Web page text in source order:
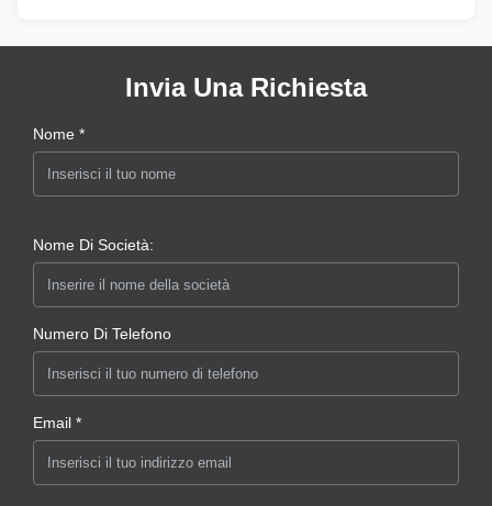
Invia Una Richiesta
Nome *
Nome Di Società:
Numero Di Telefono
Email *